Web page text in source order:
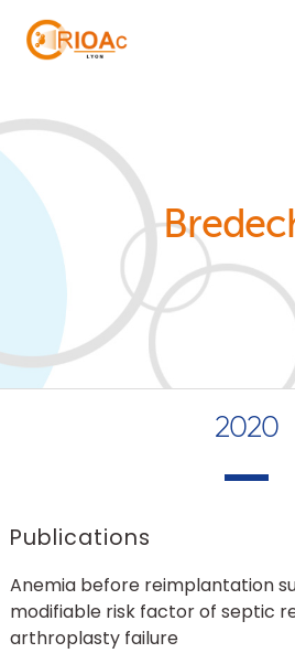
2020
Publications
Anemia before reimplantation
modifiable risk factor of septic
arthroplasty failure
Panneau de gestion des cookies